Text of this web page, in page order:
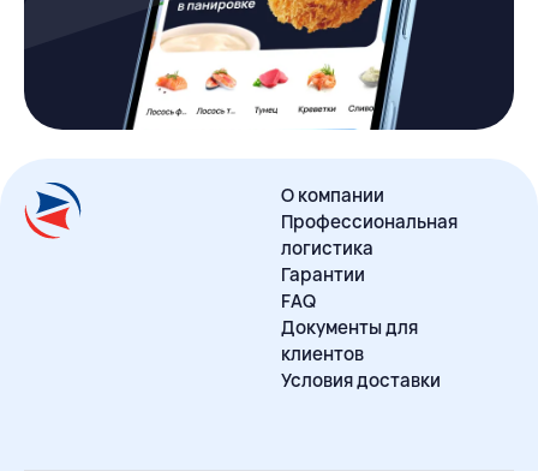
О компании
Профессиональная
логистика
Гарантии
FAQ
Документы для
клиентов
Условия доставки